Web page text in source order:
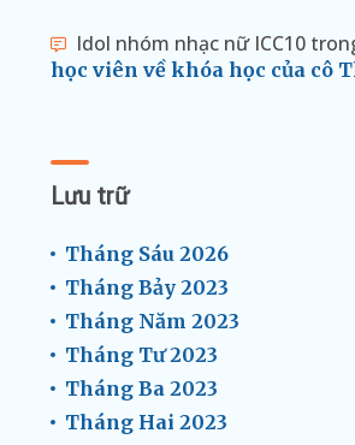
Idol nhóm nhạc nữ ICC10
học viên về khóa học của cô
Lưu trữ
Tháng Sáu 2026
Tháng Bảy 2023
Tháng Năm 2023
Tháng Tư 2023
Tháng Ba 2023
Tháng Hai 2023